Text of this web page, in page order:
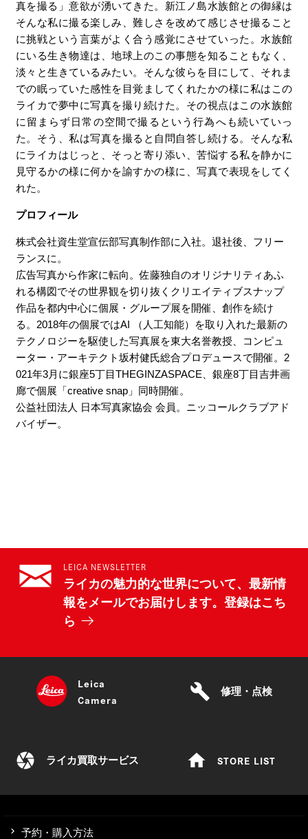
真を撮る」意欲が湧いてきた。新江ノ島水族館との御縁は
そんな私に撮る楽しみ、難しさを改めて感じさせ撮ること
に挑戦という言葉がよく合う感覚にさせていった。水族館
にいる生き物達は、地球上のこの事態を知ることもなく、
淡々と生きているみたい。そんな彼らを目にして、それま
での眠っていた感性を目覚ましてくれたかの様に私はこの
ライカで夢中に写真を撮り続けた。その視点はこの水族館
に留まらず日常の空間で撮るという行為へも続いていっ
た。そう、私は写真を撮ると自問自答し続ける。そんな私
にライカはじっと、そっと寄り添い、苦悩する私を静かに
見守るかの様に何かを諭すかの様に、写真で表現をしてく
れた。
プロフィール
株式会社資生堂宣伝部写真制作部に入社。退社後、フリー
ランスに。
広告写真から作家に転向。佐藤独自のオリジナリティあふ
れる構図でその世界観を切り抜くクリエイティブスナップ
作品を都内中心に個展・グループ展を開催、創作を続け
る。2018年の個展ではAI （人工知能）を取り入れた最新の
テクノロジーを駆使した写真展を東大名誉教授、コンピュ
ーター・アーキテクト坂村健氏総合プロデュースで開催。2
021年3月に銀座5丁目THEGINZASPACE、銀座8丁目吉井画
廊で個展「creative snap」同時開催。
公益社団法人 日本写真家協会 会員。ニッコールクラブアド
バイザー。
LEICA NEWSLETTER
ライカの魅力的な世界について、最新情
報をメールでお届けします。登録はこち
ら
Leica
Camera
build 修理・点検
camera ライカ買取サービス home STORE LIST
予約・購入方法